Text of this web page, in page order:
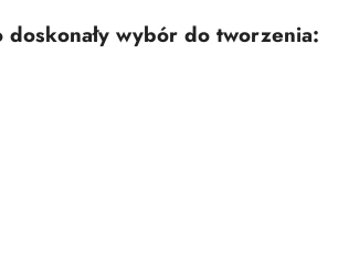
doskonały wybór do tworzenia: